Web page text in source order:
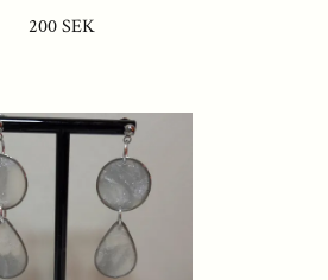
200 SEK